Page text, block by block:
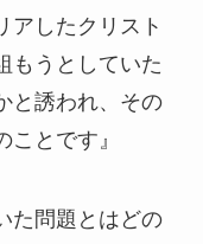
アしたクリスト
もうとしていた
と誘われ、その
とです』
た問題とはどの